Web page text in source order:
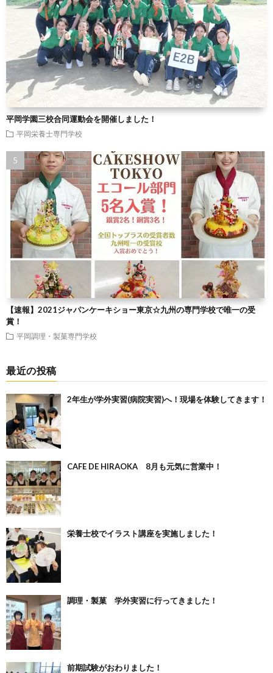
平岡学園三校合同運動会を開催しました！
平岡栄養士専門学校
【速報】2021ジャパンケーキショー東京☆九州の専門学校で唯一の受
賞！
平岡調理・製菓専門学校
最近の投稿
2年生が学外実習(病院実習)へ！現場を体験してきます！
CAFE DE HIRAOKA 8月も元気に営業中！
栄養士校でイラスト講座を実施しました！
調理・製菓 学外実習に行ってきました！
前期試験がおわりました！